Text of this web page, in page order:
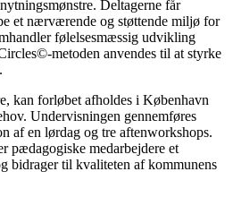
Deltagerne får
et nærværende og støttende miljø for
følelsesmæssig udvikling
metoden anvendes til at styrke
kan forløbet afholdes i København
Undervisningen gennemføres
af en lørdag og tre aftenworkshops.
pædagogiske medarbejdere et
bidrager til kvaliteten af kommunens